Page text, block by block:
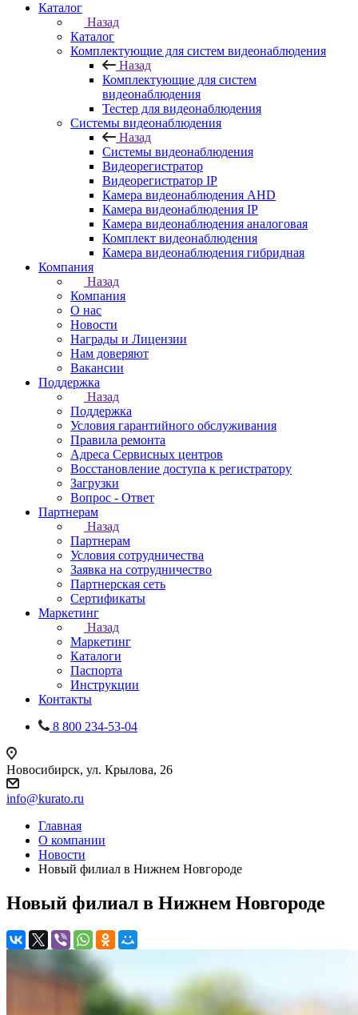
Каталог
Назад
Каталог
Комплектующие для систем видеонаблюдения
Назад
Комплектующие для систем
видеонаблюдения
Тестер для видеонаблюдения
Системы видеонаблюдения
Назад
Системы видеонаблюдения
Видеорегистратор
Видеорегистратор IP
Камера видеонаблюдения AHD
Камера видеонаблюдения IP
Камера видеонаблюдения аналоговая
Комплект видеонаблюдения
Камера видеонаблюдения гибридная
Компания
Назад
Компания
О нас
Новости
Награды и Лицензии
Нам доверяют
Вакансии
Поддержка
Назад
Поддержка
Условия гарантийного обслуживания
Правила ремонта
Адреса Сервисных центров
Восстановление доступа к регистратору
Загрузки
Вопрос - Ответ
Партнерам
Назад
Партнерам
Условия сотрудничества
Заявка на сотрудничество
Партнерская сеть
Сертификаты
Маркетинг
Назад
Маркетинг
Каталоги
Паспорта
Инструкции
Контакты
8 800 234-53-04
Новосибирск, ул. Крылова, 26
info@kurato.ru
Главная
О компании
Новости
Новый филиал в Нижнем Новгороде
Новый филиал в Нижнем Новгороде